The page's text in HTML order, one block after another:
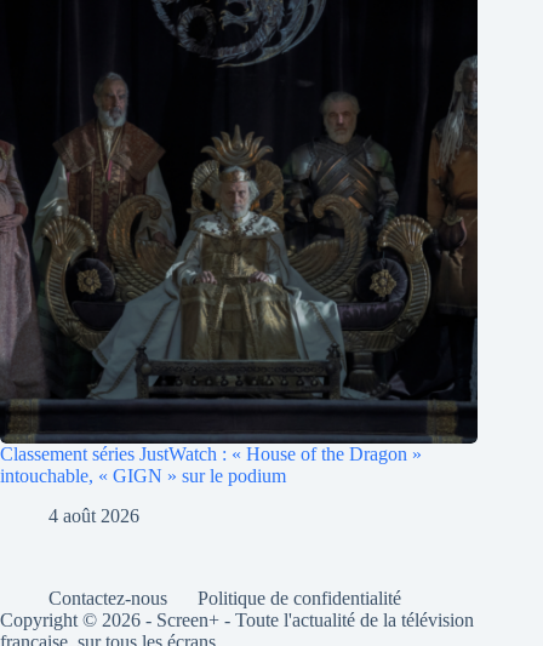
Classement séries JustWatch : « House of the Dragon »
intouchable, « GIGN » sur le podium
4 août 2026
Contactez-nous
Politique de confidentialité
Copyright © 2026 - Screen+ - Toute l'actualité de la télévision
française, sur tous les écrans